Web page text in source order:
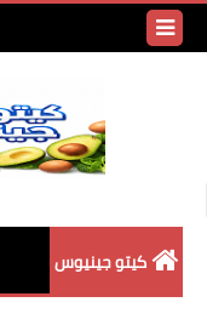
كيتو جينيوس